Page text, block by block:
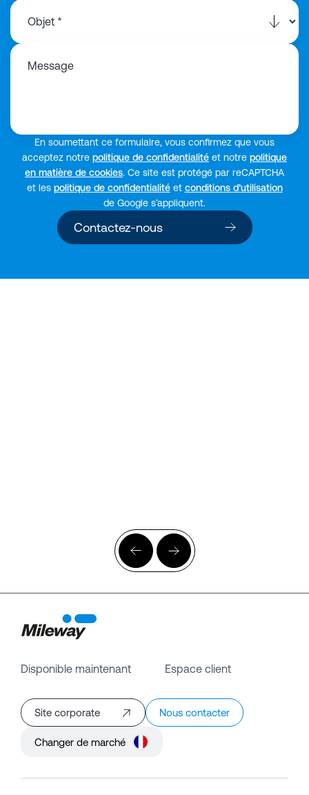
Message
En soumettant ce formulaire, vous confirmez que vous
acceptez notre politique de confidentialité et notre politique
en matière de cookies. Ce site est protégé par reCAPTCHA
et les politique de confidentialitéet conditions d’utilisation
de Google s’appliquent.
Contactez-nous
Disponible maintenant Espace client
Site corporate Nous contacter
Changer de marché